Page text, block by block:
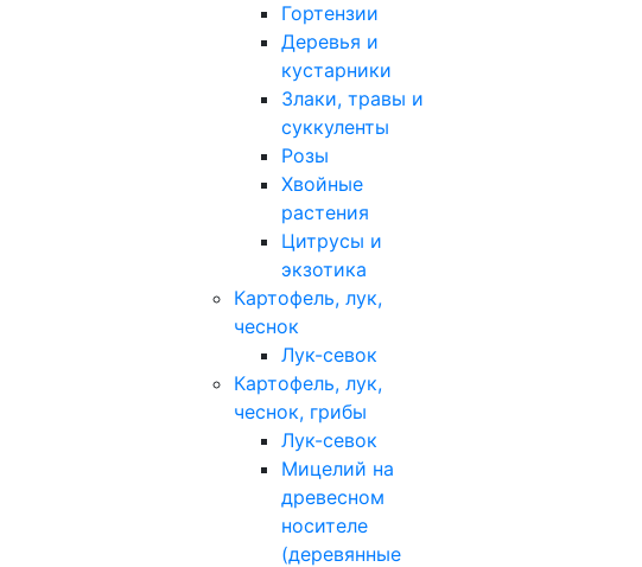
Гортензии
Деревья и
кустарники
Злаки, травы и
суккуленты
Розы
Хвойные
растения
Цитрусы и
экзотика
Картофель, лук,
чеснок
Лук-севок
Картофель, лук,
чеснок, грибы
Лук-севок
Мицелий на
древесном
носителе
(деревянные